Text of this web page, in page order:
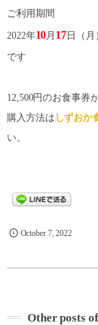
ご利用期間
2022年10 月 17 日（月
です
12,500円のお食事券
購入方法は しずおか
い。
October 7,2022
Other posts